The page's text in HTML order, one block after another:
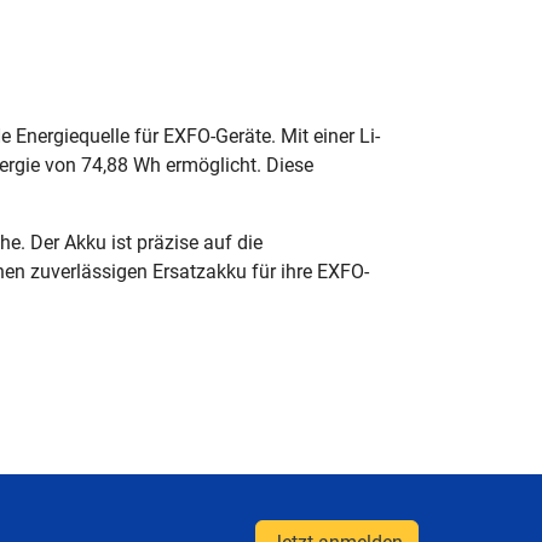
Energiequelle für EXFO-Geräte. Mit einer Li-
von 74,88 Wh ermöglicht. Diese
Der Akku ist präzise auf die
zuverlässigen Ersatzakku für ihre EXFO-